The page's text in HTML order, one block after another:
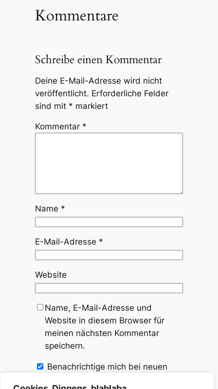
Kommentare
Schreibe einen Kommentar
Deine E-Mail-Adresse wird nicht
veröffentlicht. Erforderliche Felder
sind mit * markiert
Kommentar *
Name *
E-Mail-Adresse *
Website
Name, E-Mail-Adresse und
Website in diesem Browser für
meinen nächsten Kommentar
speichern.
Benachrichtige mich bei neuen